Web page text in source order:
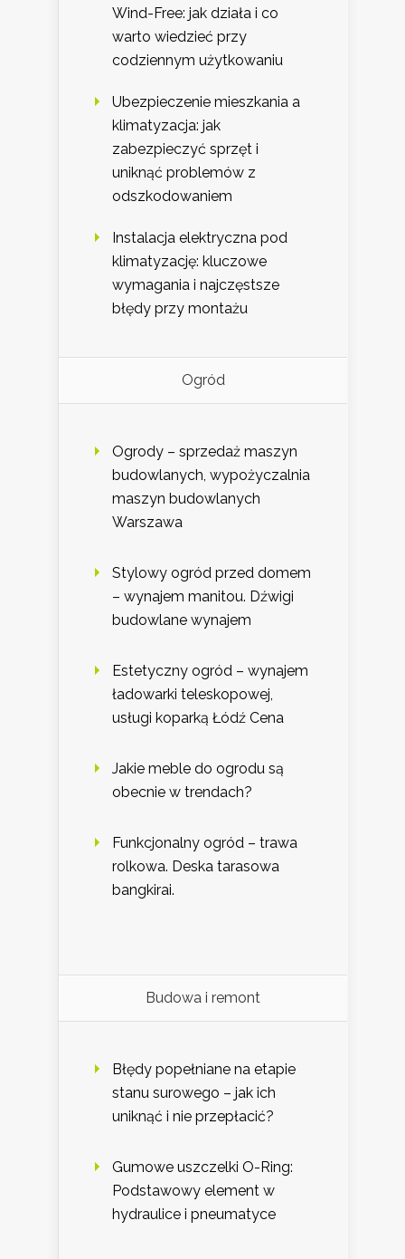
Wind-Free: jak działa i co
warto wiedzieć przy
codziennym użytkowaniu
Ubezpieczenie mieszkania a
klimatyzacja: jak
zabezpieczyć sprzęt i
uniknąć problemów z
odszkodowaniem
Instalacja elektryczna pod
klimatyzację: kluczowe
wymagania i najczęstsze
błędy przy montażu
Ogród
Ogrody – sprzedaż maszyn
budowlanych, wypożyczalnia
maszyn budowlanych
Warszawa
Stylowy ogród przed domem
– wynajem manitou. Dźwigi
budowlane wynajem
Estetyczny ogród – wynajem
ładowarki teleskopowej,
usługi koparką Łódź Cena
Jakie meble do ogrodu są
obecnie w trendach?
Funkcjonalny ogród – trawa
rolkowa. Deska tarasowa
bangkirai.
Budowa i remont
Błędy popełniane na etapie
stanu surowego – jak ich
uniknąć i nie przepłacić?
Gumowe uszczelki O-Ring:
Podstawowy element w
hydraulice i pneumatyce